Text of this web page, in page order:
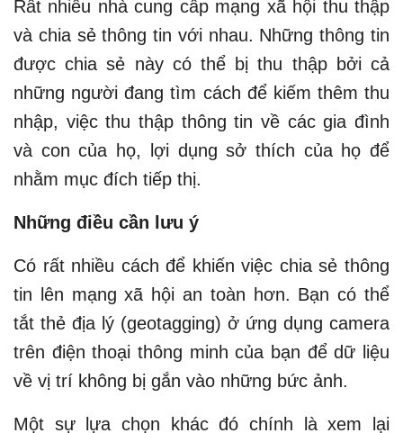
Rất nhiều nhà cung cấp mạng xã hội thu thập
và chia sẻ thông tin với nhau. Những thông tin
được chia sẻ này có thể bị thu thập bởi cả
những người đang tìm cách để kiếm thêm thu
nhập, việc thu thập thông tin về các gia đình
và con của họ, lợi dụng sở thích của họ để
nhằm mục đích tiếp thị.
Những điều cần lưu ý
Có rất nhiều cách để khiến việc chia sẻ thông
tin lên mạng xã hội an toàn hơn. Bạn có thể
tắt thẻ địa lý (geotagging) ở ứng dụng camera
trên điện thoại thông minh của bạn để dữ liệu
về vị trí không bị gắn vào những bức ảnh.
Một sự lựa chọn khác đó chính là xem lại